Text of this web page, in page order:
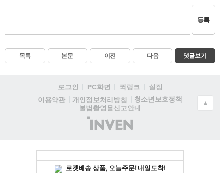
등록
목록 본문 이전 다음 댓글보기
로그인 PC화면 퀵링크
설정
이용약관
개인정보처리방침
청소년보호정책
불법촬영물신고안내
(주)
인
▲